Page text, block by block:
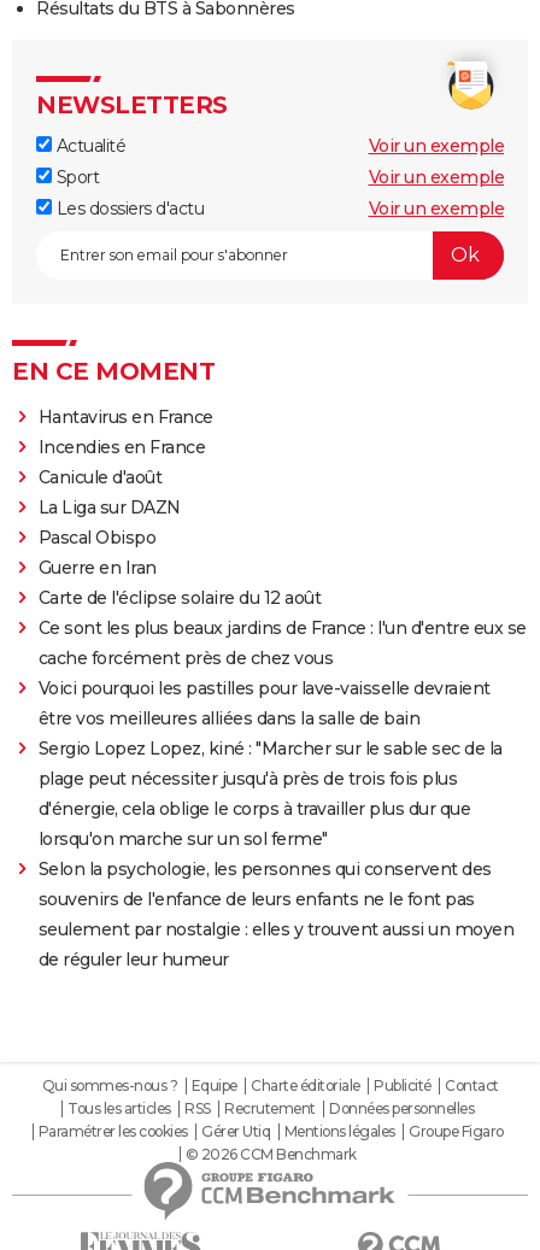
Résultats du BTS à Sabonnères
NEWSLETTERS
Actualité
Voir un exemple
Sport
Voir un exemple
Les dossiers d'actu
Voir un exemple
EN CE MOMENT
Hantavirus en France
Incendies en France
Canicule d'août
La Liga sur DAZN
Pascal Obispo
Guerre en Iran
Carte de l'éclipse solaire du 12 août
Ce sont les plus beaux jardins de France : l'un d'entre eux se
cache forcément près de chez vous
Voici pourquoi les pastilles pour lave-vaisselle devraient
être vos meilleures alliées dans la salle de bain
Sergio Lopez Lopez, kiné : "Marcher sur le sable sec de la
plage peut nécessiter jusqu'à près de trois fois plus
d'énergie, cela oblige le corps à travailler plus dur que
lorsqu'on marche sur un sol ferme"
Selon la psychologie, les personnes qui conservent des
souvenirs de l'enfance de leurs enfants ne le font pas
seulement par nostalgie : elles y trouvent aussi un moyen
de réguler leur humeur
Qui sommes-nous ? Equipe Charte éditoriale Publicité
Contact
Tous les articles
RSS Recrutement
Données personnelles
Paramétrer les cookies
Gérer Utiq Mentions légales
Groupe Figaro
© 2026 CCM Benchmark